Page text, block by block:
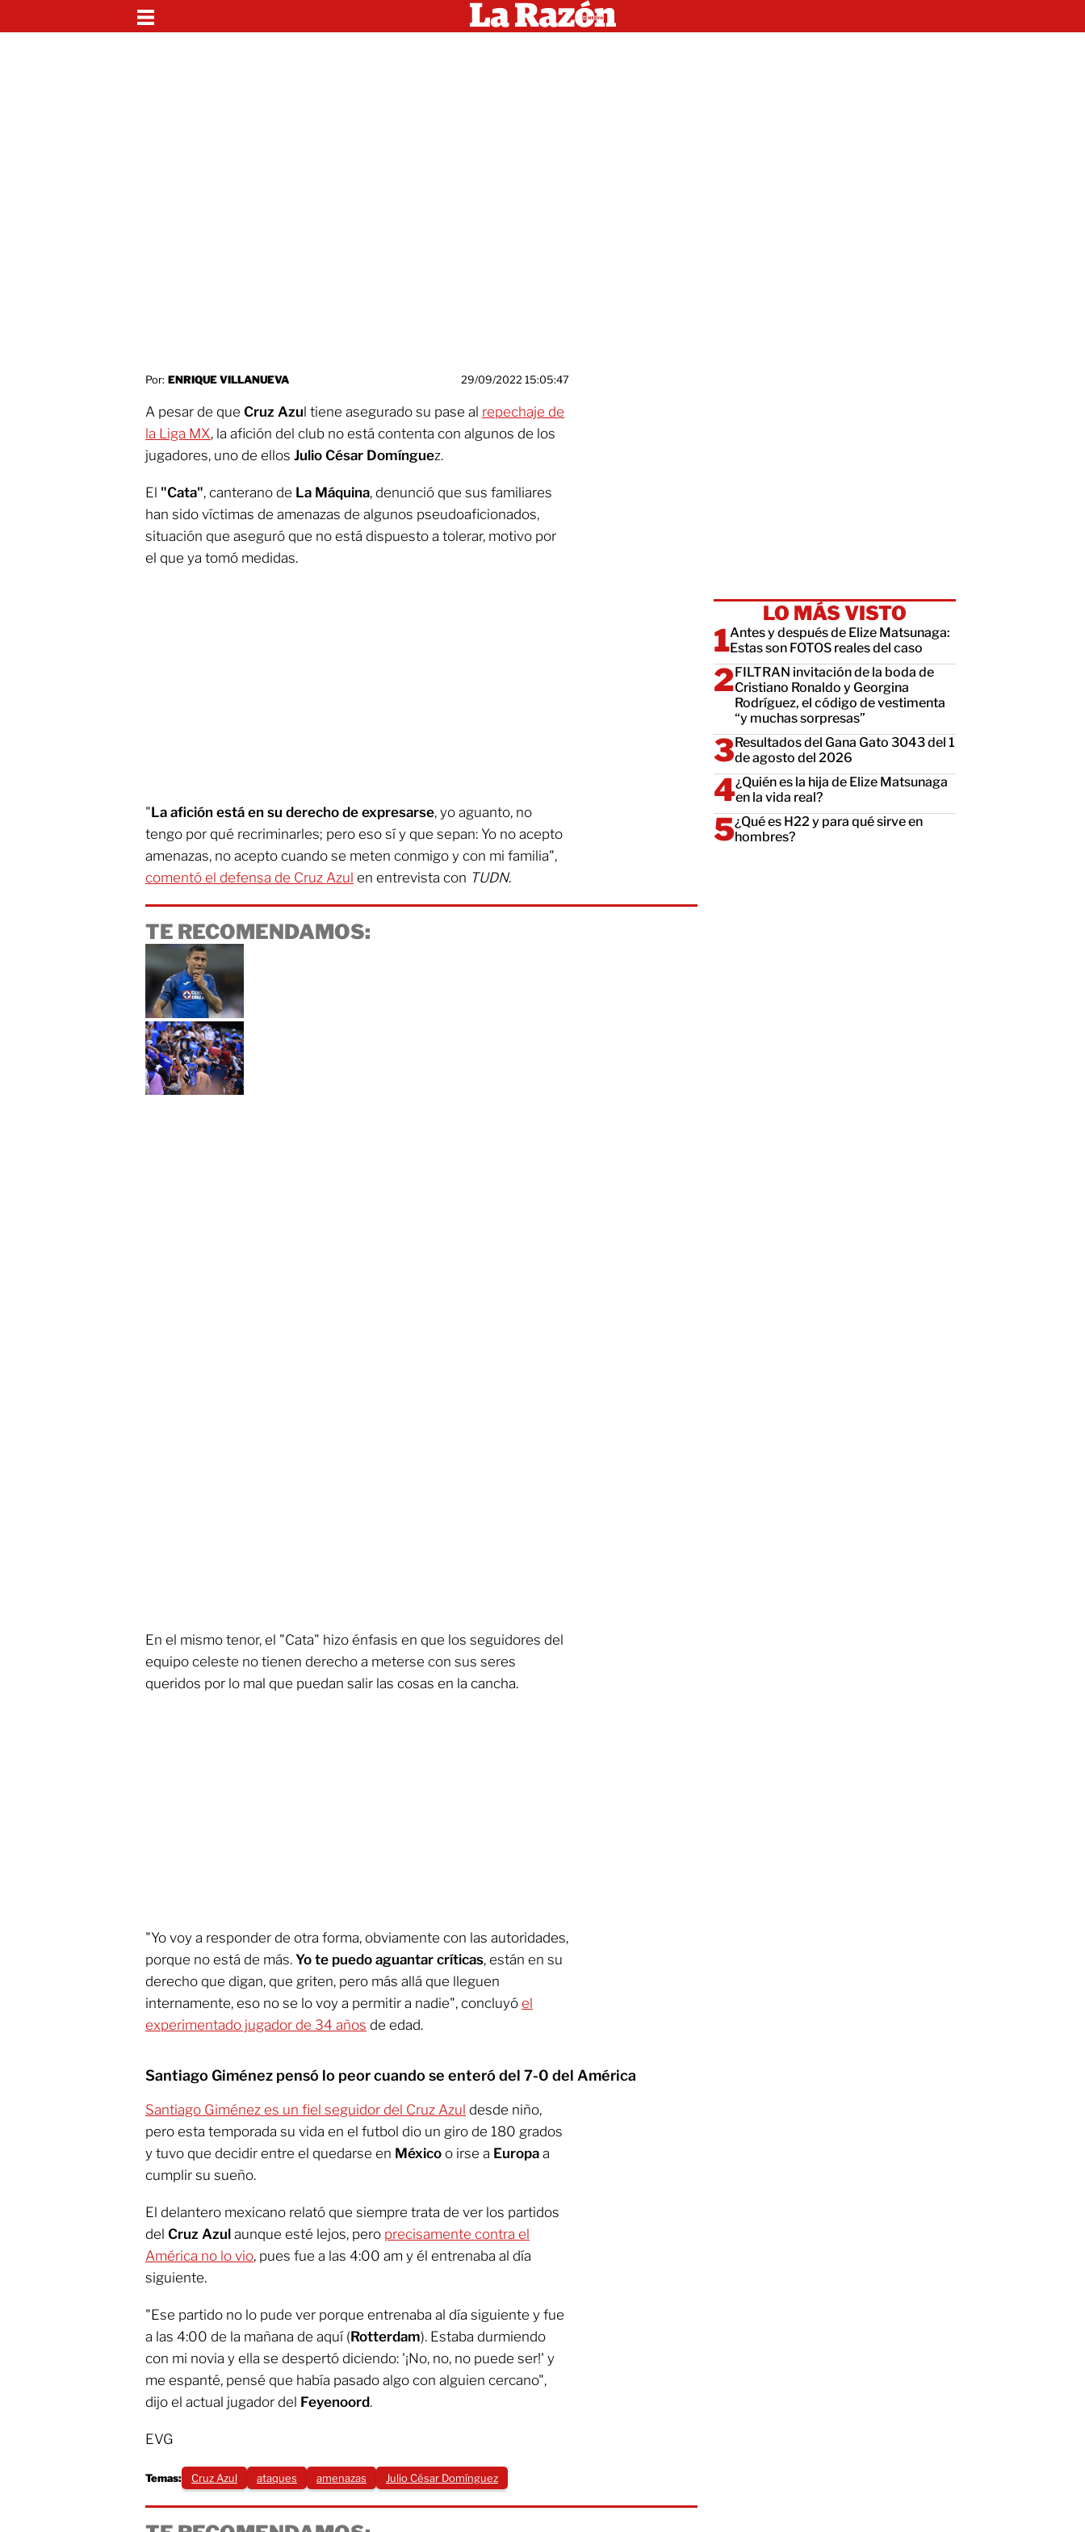
Por: ENRIQUE VILLANUEVA 29/09/2022 15:05:47
A pesar de que Cruz Azul tiene asegurado su pase al repechaje de
la Liga MX, la afición del club no está contenta con algunos de los
jugadores, uno de ellos Julio César Domínguez.
El "Cata", canterano de La Máquina, denunció que sus familiares
han sido víctimas de amenazas de algunos pseudoaficionados,
situación que aseguró que no está dispuesto a tolerar, motivo por
el que ya tomó medidas.
"La afición está en su derecho de expresarse, yo aguanto, no
tengo por qué recriminarles; pero eso sí y que sepan: Yo no acepto
amenazas, no acepto cuando se meten conmigo y con mi familia",
comentó el defensa de Cruz Azul en entrevista con TUDN.
TE RECOMENDAMOS:
En el mismo tenor, el "Cata" hizo énfasis en que los seguidores del
equipo celeste no tienen derecho a meterse con sus seres
queridos por lo mal que puedan salir las cosas en la cancha.
"Yo voy a responder de otra forma, obviamente con las autoridades,
porque no está de más. Yo te puedo aguantar críticas, están en su
derecho que digan, que griten, pero más allá que lleguen
internamente, eso no se lo voy a permitir a nadie", concluyó el
experimentado jugador de 34 años de edad.
Santiago Giménez pensó lo peor cuando se enteró del 7-0 del América
Santiago Giménez es un fiel seguidor del Cruz Azul desde niño,
pero esta temporada su vida en el futbol dio un giro de 180 grados
y tuvo que decidir entre el quedarse en México o irse a Europa a
cumplir su sueño.
El delantero mexicano relató que siempre trata de ver los partidos
del Cruz Azul aunque esté lejos, pero precisamente contra el
América no lo vio, pues fue a las 4:00 am y él entrenaba al día
siguiente.
"Ese partido no lo pude ver porque entrenaba al día siguiente y fue
a las 4:00 de la mañana de aquí (Rotterdam). Estaba durmiendo
con mi novia y ella se despertó diciendo: '¡No, no, no puede ser!' y
me espanté, pensé que había pasado algo con alguien cercano",
dijo el actual jugador del Feyenoord.
EVG
Temas: Cruz Azul ataques amenazas Julio César Domínguez
LO MÁS VISTO
Antes y después de Elize Matsunaga:
Estas son FOTOS reales del caso
FILTRAN invitación de la boda de
Cristiano Ronaldo y Georgina
Rodríguez, el código de vestimenta
“y muchas sorpresas”
Resultados del Gana Gato 3043 del 1
de agosto del 2026
¿Quién es la hija de Elize Matsunaga
en la vida real?
¿Qué es H22 y para qué sirve en
hombres?